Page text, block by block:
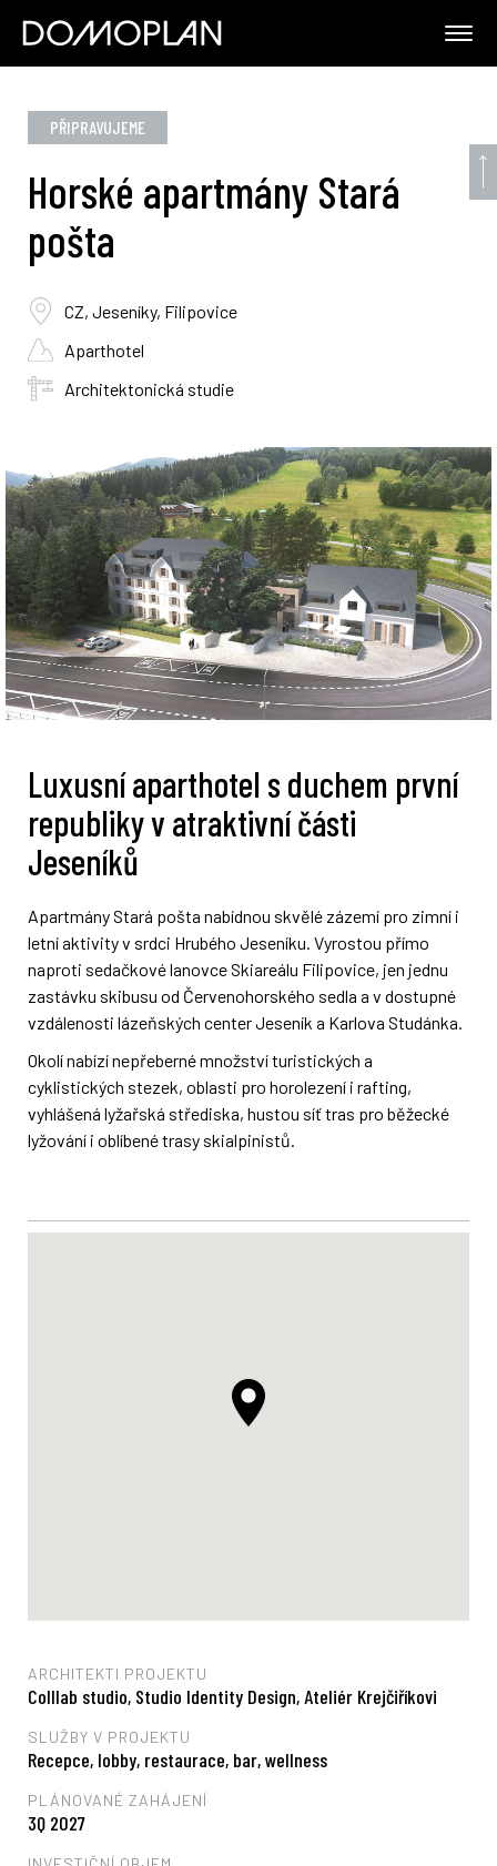
PŘIPRAVUJEME
Horské apartmány Stará
pošta
CZ, Jeseníky, Filipovice
Aparthotel
Architektonická studie
Luxusní aparthotel s duchem první
republiky v atraktivní části
Jeseníků
Apartmány Stará pošta nabídnou skvělé zázemí pro zimní i
letní aktivity v srdci Hrubého Jeseníku. Vyrostou přímo
naproti sedačkové lanovce Skiareálu Filipovice, jen jednu
zastávku skibusu od Červenohorského sedla a v dostupné
vzdálenosti lázeňských center Jeseník a Karlova Studánka.
Okolí nabízí nepřeberné množství turistických a
cyklistických stezek, oblasti pro horolezení i rafting,
vyhlášená lyžařská střediska, hustou síť tras pro běžecké
lyžování i oblíbené trasy skialpinistů.
ARCHITEKTI PROJEKTU
Colllab studio, Studio Identity Design, Ateliér Krejčiříkovi
SLUŽBY V PROJEKTU
Recepce, lobby, restaurace, bar, wellness
PLÁNOVANÉ ZAHÁJENÍ
3Q 2027